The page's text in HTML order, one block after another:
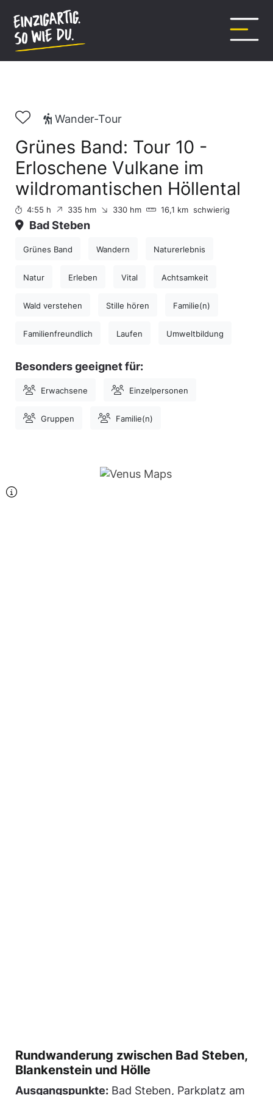
springen
Wander-Tour
Grünes Band: Tour 10 -
Erloschene Vulkane im
wildromantischen Höllental
4:55 h 335 hm 330 hm 16,1 km schwierig
Bad Steben
Grünes Band Wandern Naturerlebnis
Natur Erleben Vital Achtsamkeit
Wald verstehen Stille hören Familie(n)
Familienfreundlich Laufen Umweltbildung
Besonders geeignet für:
Erwachsene Einzelpersonen
Gruppen Familie(n)
Rundwanderung zwischen Bad Steben,
Blankenstein und Hölle
Ausgangspunkte: Bad Steben, Parkplatz am